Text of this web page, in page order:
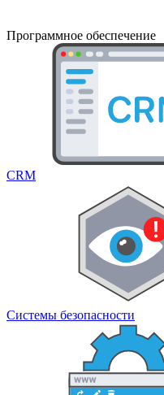
Программное обеспечение
CRM
Системы безопасности